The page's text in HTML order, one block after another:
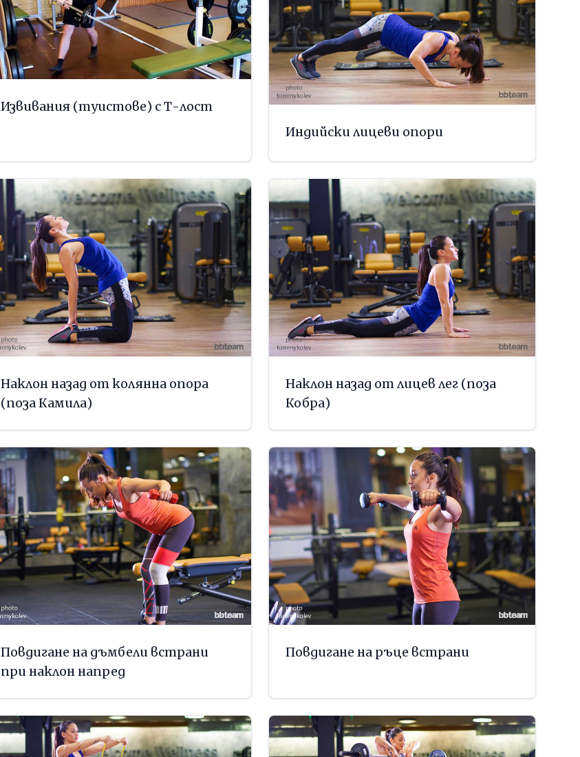
Извивания (туистове) с Т-лост
Индийски лицеви опори
Наклон назад от колянна опора
(поза Камила)
Наклон назад от лицев лег (поза
Кобра)
Повдигане на дъмбели встрани
при наклон напред
Повдигане на ръце встрани